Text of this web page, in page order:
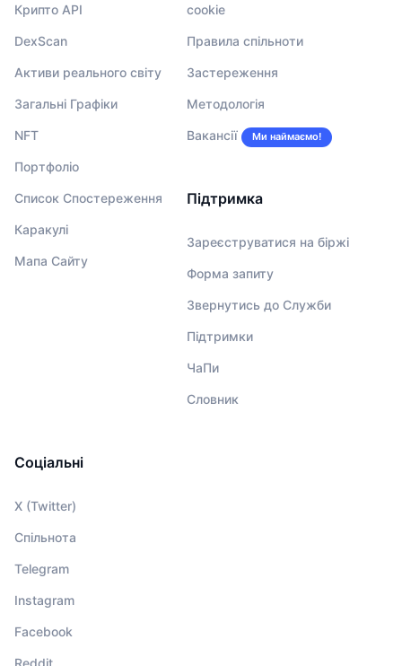
Крипто API
DexScan
Активи реального світу
Загальні Графіки
NFT
Портфоліо
Список Спостереження
Каракулі
Мапа Сайту
cookie
Правила спільноти
Застереження
Методологія
Вакансії Ми наймаємо!
Підтримка
Зареєструватися на біржі
Форма запиту
Звернутись до Служби
Підтримки
ЧаПи
Словник
Соціальні
X (Twitter)
Спільнота
Telegram
Instagram
Facebook
Reddit